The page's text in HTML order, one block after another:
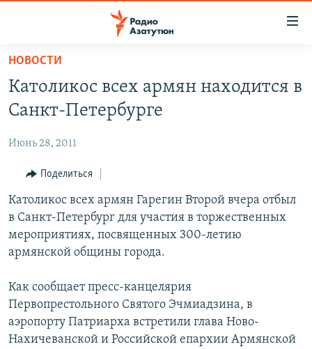
Перейти
основному
содержанию
навигации
Перейти
поиску
ОБЩЕСТВО
ЭКОНОМИКА
РЕГИОН
НАГОРНЫЙ КАРАБАХ
КУЛЬТУРА
АРХИВ
Հայերեն
НОВОСТИ
Католикос всех армян находится в
Санкт-Петербурге
Июнь 28, 2011
Поделиться
Католикос всех армян Гарегин Второй вчера отбыл
в Санкт-Петербург для участия в торжественных
мероприятиях, посвященных 300-летию
армянской общины города.
Как сообщает пресс-канцелярия
Первопрестольного Святого Эчмиадзина, в
аэропорту Патриарха встретили глава Ново-
Нахичеванской и Российской епархии Армянской